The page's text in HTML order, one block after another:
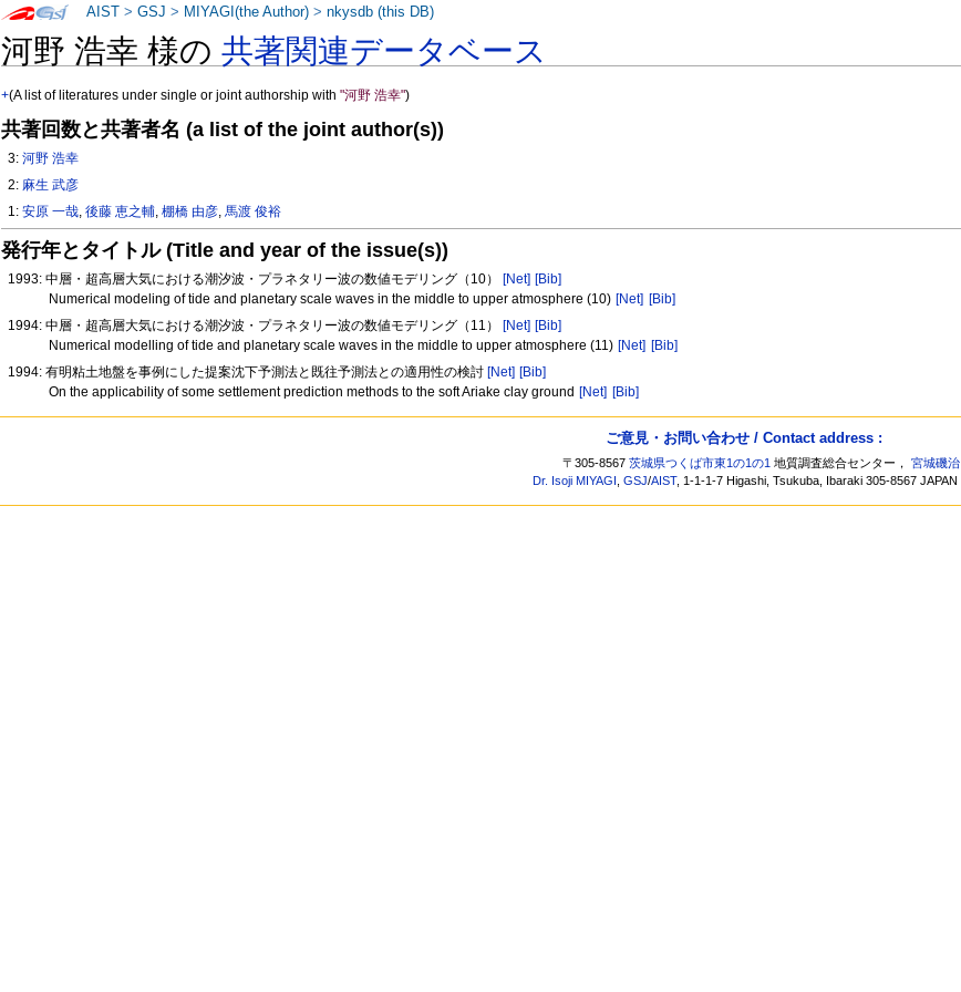
河野 浩幸 様の共著関連データベース
+(A list of literatures under single or joint authorship with"河野 浩幸")
共著回数と共著者名 (a list of the joint author(s))
3:河野 浩幸
2: 麻生 武彦
1:安原 一哉,後藤 恵之輔,棚橋 由彦,馬渡 俊裕
発行年とタイトル (Title and year of the issue(s))
1993: 中層・超高層大気における潮汐波・プラネタリー波の数値モデリング（10） [Net] [Bib]
Numerical modeling of tide and planetary scale waves in the middle to upper atmosphere (10) [Net] [Bib]
1994: 中層・超高層大気における潮汐波・プラネタリー波の数値モデリング（11） [Net] [Bib]
Numerical modelling of tide and planetary scale waves in the middle to upper atmosphere (11) [Net] [Bib]
1994: 有明粘土地盤を事例にした提案沈下予測法と既往予測法との適用性の検討 [Net] [Bib]
On the applicability of some settlement prediction methods to the soft Ariake clay ground [Net] [Bib]
AIST >GSJ > MIYAGI(the Author) >nkysdb (this DB)
ご意見・お問い合わせ / Contact address :
〒305-8567茨城県つくば市東1の1の1 地質調査総合センター，宮城磯治
Dr. Isoji MIYAGI
,GSJ/AIST, 1-1-1-7 Higashi, Tsukuba, Ibaraki 305-8567 JAPAN